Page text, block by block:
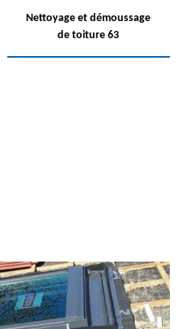
Nettoyage et démoussage
de toiture 63